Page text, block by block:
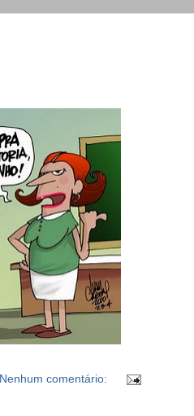
Nenhum comentário: